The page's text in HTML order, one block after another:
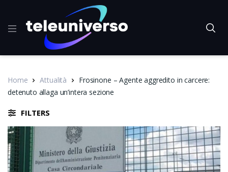
Home Attualità
Frosinone – Agente aggredito in carcere:
detenuto allaga un’intera sezione
FILTERS